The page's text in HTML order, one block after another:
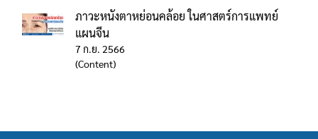
ภาวะหนังตาหย่อนคล้อย ในศาสตร์การแพทย์
แผนจีน
7 ก.ย. 2566
(Content)